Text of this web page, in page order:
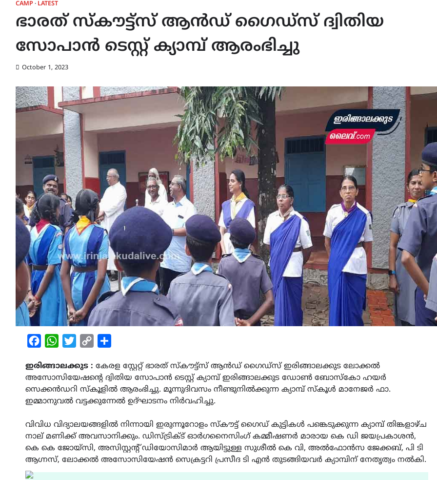
CAMP LATEST
ഭാരത് സ്കൗട്ട്സ് ആൻഡ് ഗൈഡ്സ് ദ്വിതിയ
സോപാൻ ടെസ്റ്റ് ക്യാമ്പ് ആരംഭിച്ചു
October 1, 2023
FacebookWhatsAppTwitterCopy
ഇരിങ്ങാലക്കുട : കേരള സ്റ്റേറ്റ് ഭാരത് സ്കൗട്ട്സ് ആൻഡ് ഗൈഡ്സ് ഇരിങ്ങാലക്കുട ലോക്കൽ
അസോസിയേഷന്‍റെ ദ്വിതിയ സോപാൻ ടെസ്റ്റ് ക്യാമ്പ് ഇരിങ്ങാലക്കുട ഡോൺ ബോസ്കോ ഹയർ
സെക്കൻഡറി സ്കൂളിൽ ആരംഭിച്ചു. മൂന്നുദിവസം നീണ്ടുനിൽക്കുന്ന ക്യാമ്പ് സ്കൂൾ മാനേജർ ഫാ.
ഇമ്മാനുവൽ വട്ടക്കുന്നേൽ ഉദ്ഘാടനം നിർവഹിച്ചു.
വിവിധ വിദ്യാലയങ്ങളിൽ നിന്നായി ഇരുന്നൂറോളം സ്കൗട്ട് ഗൈഡ് കുട്ടികൾ പങ്കെടുക്കുന്ന ക്യാമ്പ് തിങ്കളാഴ്ച
നാല് മണിക്ക് അവസാനിക്കും. ഡിസ്ട്രിക്ട് ഓർഗനൈസിംഗ് കമ്മീഷണർ മാരായ കെ ഡി ജയപ്രകാശൻ,
കെ കെ ജോയ്സി, അസിസ്റ്റന്റ് ഡിയോസിമാർ ആയിട്ടുള്ള സുശീൽ കെ വി, അൽഫോൻസ ജേക്കബ്, പി ടി
ആഗ്നസ്, ലോക്കൽ അസോസിയേഷൻ സെക്രട്ടറി പ്രസീദ ടി എൻ തുടങ്ങിയവർ ക്യാമ്പിന് നേതൃത്വം നൽകി.